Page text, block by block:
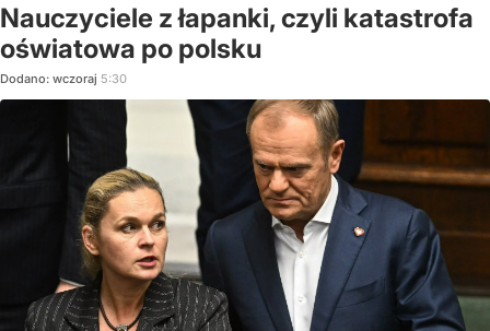
Nauczyciele z łapanki, czyli katastrofa
oświatowa po polsku
Dodano: wczoraj 5:30